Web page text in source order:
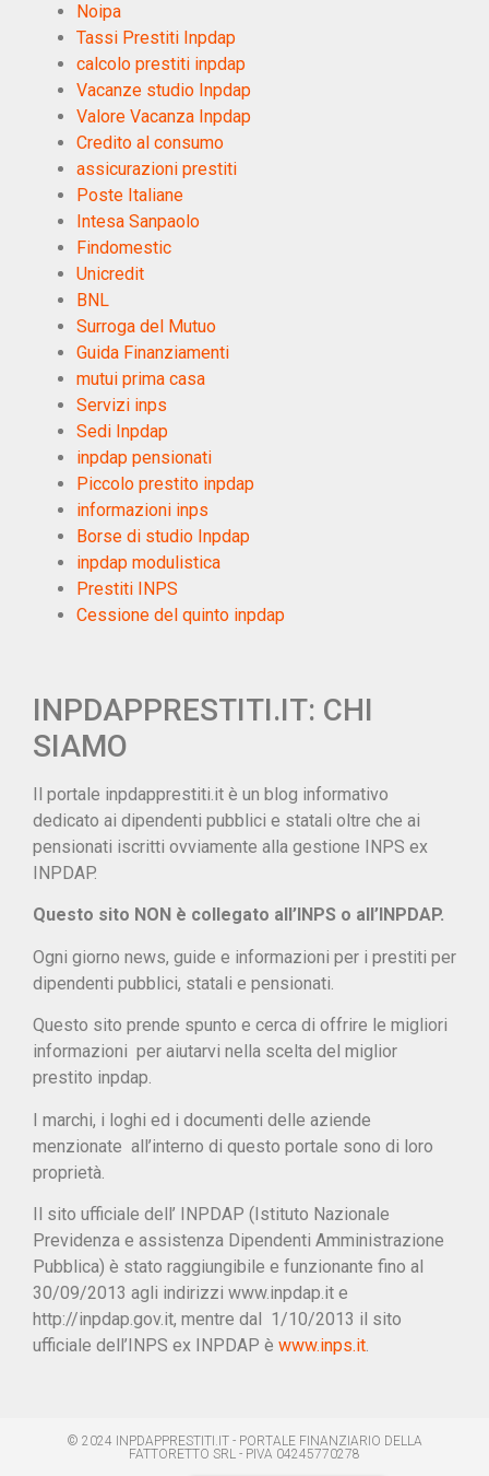
Noipa
Tassi Prestiti Inpdap
calcolo prestiti inpdap
Vacanze studio Inpdap
Valore Vacanza Inpdap
Credito al consumo
assicurazioni prestiti
Poste Italiane
Intesa Sanpaolo
Findomestic
Unicredit
BNL
Surroga del Mutuo
Guida Finanziamenti
mutui prima casa
Servizi inps
Sedi Inpdap
inpdap pensionati
Piccolo prestito inpdap
informazioni inps
Borse di studio Inpdap
inpdap modulistica
Prestiti INPS
Cessione del quinto inpdap
INPDAPPRESTITI.IT: CHI
SIAMO
Il portale inpdapprestiti.it è un blog informativo
dedicato ai dipendenti pubblici e statali oltre che ai
pensionati iscritti ovviamente alla gestione INPS ex
INPDAP.
Questo sito NON è collegato all’INPS o all’INPDAP.
Ogni giorno news, guide e informazioni per i prestiti per
dipendenti pubblici, statali e pensionati.
Questo sito prende spunto e cerca di offrire le migliori
informazioni per aiutarvi nella scelta del miglior
prestito inpdap.
I marchi, i loghi ed i documenti delle aziende
menzionate all’interno di questo portale sono di loro
proprietà.
Il sito ufficiale dell’ INPDAP (Istituto Nazionale
Previdenza e assistenza Dipendenti Amministrazione
Pubblica) è stato raggiungibile e funzionante fino al
30/09/2013 agli indirizzi www.inpdap.it e
http://inpdap.gov.it, mentre dal 1/10/2013 il sito
ufficiale dell’INPS ex INPDAP è www.inps.it.
© 2024 INPDAPPRESTITI.IT - PORTALE FINANZIARIO DELLA
FATTORETTO SRL - PIVA 04245770278